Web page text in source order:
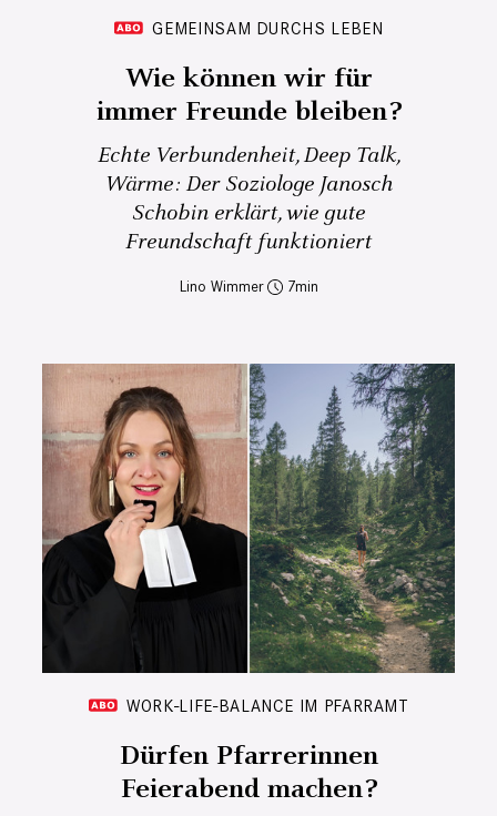
GEMEINSAM DURCHS LEBEN
Wie können wir für
immer Freunde bleiben?
Echte Verbundenheit, Deep Talk,
Wärme: Der Soziologe Janosch
Schobin erklärt, wie gute
Freundschaft funktioniert
Lino Wimmer 7
WORK-LIFE-BALANCE IM PFARRAMT
Dürfen Pfarrerinnen
Feierabend machen?